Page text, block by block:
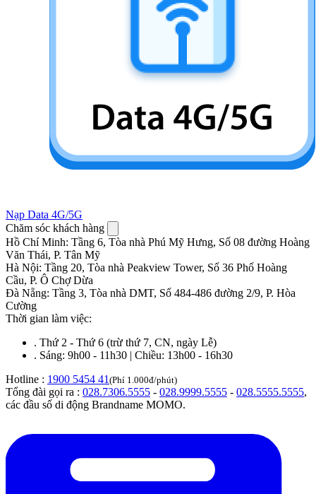
Nạp Data 4G/5G
Chăm sóc khách hàng
Hồ Chí Minh: Tầng 6, Tòa nhà Phú Mỹ Hưng, Số 08 đường Hoàng
Văn Thái, P. Tân Mỹ
Hà Nội: Tầng 20, Tòa nhà Peakview Tower, Số 36 Phố Hoàng
Cầu, P. Ô Chợ Dừa
Đà Nẵng: Tầng 3, Tòa nhà DMT, Số 484-486 đường 2/9, P. Hòa
Cường
Thời gian làm việc:
. Thứ 2 - Thứ 6 (trừ thứ 7, CN, ngày Lễ)
. Sáng: 9h00 - 11h30 | Chiều: 13h00 - 16h30
Hotline : 1900 5454 41 (Phí 1.000đ/phút)
Tổng đài gọi ra : 028.7306.5555 - 028.9999.5555 - 028.5555.5555,
các đầu số di động Brandname MOMO.